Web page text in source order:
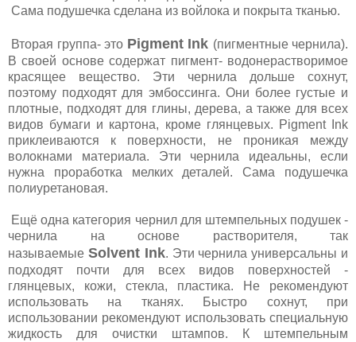
Сама подушечка сделана из войлока и покрыта тканью.
Вторая группа- это Pigment Ink (пигментные чернила).
В своей основе содержат пигмент- водонерастворимое
красящее вещество. Эти чернила дольше сохнут,
поэтому подходят для эмбоссинга. Они более густые и
плотные, подходят для глины, дерева, а также для всех
видов бумаги и картона, кроме глянцевых. Pigment Ink
приклеиваются к поверхности, не проникая между
волокнами материала. Эти чернила идеальны, если
нужна проработка мелких деталей. Сама подушечка
полиуретановая.
Ещё одна категория чернил для штемпельных подушек -
чернила на основе растворителя, так
называемые Solvent Ink. Эти чернила универсальны и
подходят почти для всех видов поверхностей -
глянцевых, кожи, стекла, пластика. Не рекомендуют
использовать на тканях. Быстро сохнут, при
использовании рекомендуют использовать специальную
жидкость для очистки штампов. К штемпельным